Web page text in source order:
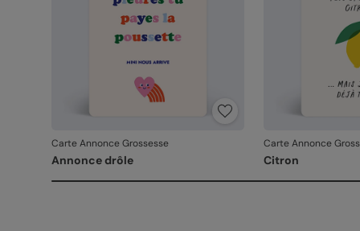
Carte Annonce Grossesse
Annonce drôle
Carte Annonce
Citron